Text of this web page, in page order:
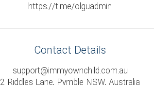
https://t.me/olguadmin
Contact Details
support@immyownchild.com.au